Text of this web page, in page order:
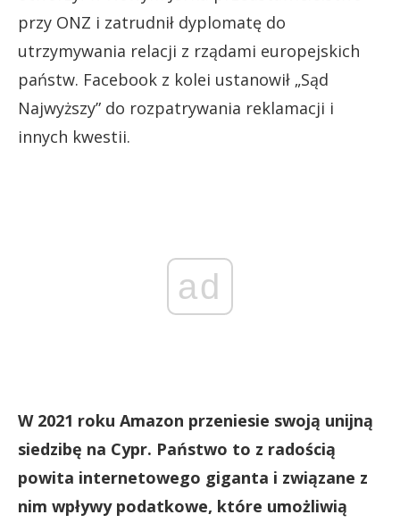
przy ONZ i zatrudnił dyplomatę do
utrzymywania relacji z rządami europejskich
państw. Facebook z kolei ustanowił „Sąd
Najwyższy” do rozpatrywania reklamacji i
innych kwestii.
ad
W 2021 roku Amazon przeniesie swoją unijną
siedzibę na Cypr. Państwo to z radością
powita internetowego giganta i związane z
nim wpływy podatkowe, które umożliwią